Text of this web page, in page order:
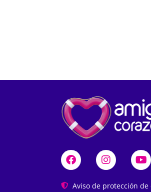
Aviso de protección de